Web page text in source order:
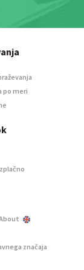
po meri
značaja